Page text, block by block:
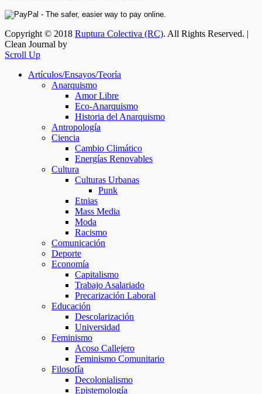
Copyright © 2018 Ruptura Colectiva (RC). All Rights Reserved. |
Clean Journal by
Scroll Up
Artículos/Ensayos/Teoría
Anarquismo
Amor Libre
Eco-Anarquismo
Historia del Anarquismo
Antropología
Ciencia
Cambio Climático
Energías Renovables
Cultura
Culturas Urbanas
Punk
Etnias
Mass Media
Moda
Racismo
Comunicación
Deporte
Economía
Capitalismo
Trabajo Asalariado
Precarización Laboral
Educación
Descolarización
Universidad
Feminismo
Acoso Callejero
Feminismo Comunitario
Filosofía
Decolonialismo
Epistemología